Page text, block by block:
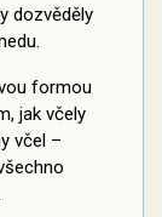
dozvěděly
formou
jak včely
včel –